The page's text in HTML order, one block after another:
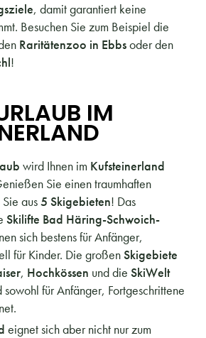
, damit garantiert keine
Besuchen Sie zum Beispiel die
Raritätenzoo in Ebbsoder den
!
IM
wird Ihnen im Kufsteinerland
Sie einen traumhaften
aus5 Skigebieten! Das
Skilifte Bad Häring-Schwoich-
sich bestens für Anfänger,
für Kinder. Die großenSkigebiete
, Hochkössen und die SkiWelt
sowohl für Anfänger, Fortgeschrittene
eignet sich aber nicht nur zum